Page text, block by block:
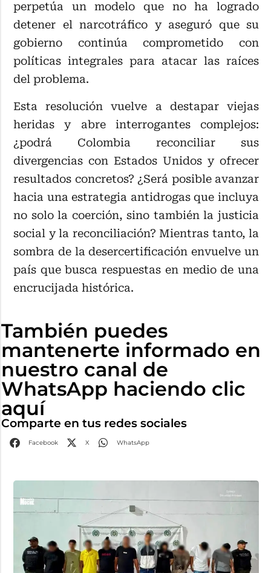
perpetúa un modelo que no ha logrado
detener el narcotráfico y aseguró que su
gobierno continúa comprometido con
políticas integrales para atacar las raíces
del problema.
Esta resolución vuelve a destapar viejas
heridas y abre interrogantes complejos:
¿podrá Colombia reconciliar sus
divergencias con Estados Unidos y ofrecer
resultados concretos? ¿Será posible avanzar
hacia una estrategia antidrogas que incluya
no solo la coerción, sino también la justicia
social y la reconciliación? Mientras tanto, la
sombra de la desercertificación envuelve un
país que busca respuestas en medio de una
encrucijada histórica.
También puedes
mantenerte informado en
nuestro canal de
WhatsApp haciendo clic
aquí
Comparte en tus redes sociales
Facebook X WhatsApp